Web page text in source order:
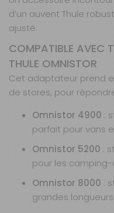
Prix :
Disponibilité :
d’un auvent Thule
ajusté.
COMPATIBLE AVEC
THULE OMNISTOR
Cet adaptateur prend
de stores, pour
Omnistor 4900 :
parfait pour vans
Omnistor 5200 :
pour les
Omnistor 8000 :
grandes